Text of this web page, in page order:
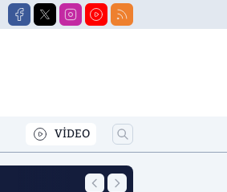
VİDEO
12:39 Yeni Eğitim